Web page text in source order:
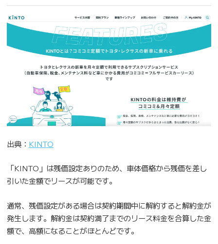
出典： KINTO
「KINTO」は残価設定ありのため、車体価格から残価を差し
引いた金額でリースが可能です。
通常、残価設定がある場合は契約期間中に解約すると解約金が
発生します。解約金は契約満了までのリース料金を合算した金
額で、高額になることがほとんどです。